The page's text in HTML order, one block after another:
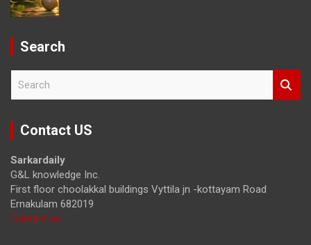
Search
r
Contact US
Sarkardaily
G&L knowledge Inc.
First floor choolakkal buildings Vyttila jn -kottayam Road
Ernakulam 682019
Contact us